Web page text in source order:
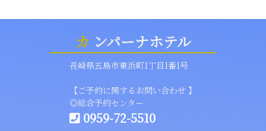
カ ンパーナホテル
長崎県五島市東浜町1丁目1番1号
【ご予約に関するお問い合わせ 】
◎総合予約センター
0959-72-5510